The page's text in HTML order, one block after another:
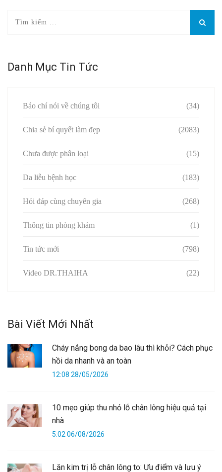
Danh Mục Tin Tức
Báo chí nói về chúng tôi (34)
Chia sẻ bí quyết làm đẹp (2083)
Chưa được phân loại (15)
Da liễu bệnh học (183)
Hỏi đáp cùng chuyên gia (268)
Thông tin phòng khám (1)
Tin tức mới (798)
Video DR.THAIHA (22)
Bài Viết Mới Nhất
Cháy nắng bong da bao lâu thì khỏi? Cách phục
hồi da nhanh và an toàn
12:08 28/05/2026
10 mẹo giúp thu nhỏ lỗ chân lông hiệu quả tại
nhà
5:02 06/08/2026
Lăn kim trị lỗ chân lông to: Ưu điểm và lưu ý